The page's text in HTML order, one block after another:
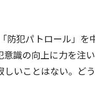
犯パトロール」を
識の向上に力を注
しいことはない。ど